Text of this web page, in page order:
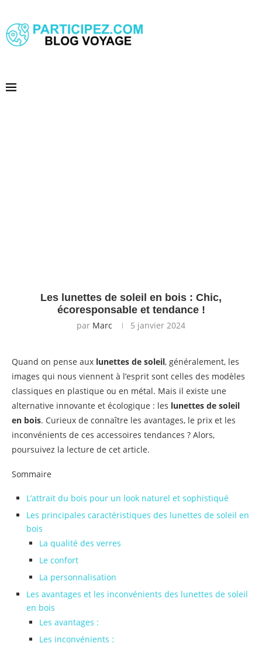
Les lunettes de soleil en bois : Chic,
écoresponsable et tendance !
par Marc 5 janvier 2024
Quand on pense aux lunettes de soleil, généralement, les
images qui nous viennent à l’esprit sont celles des modèles
classiques en plastique ou en métal. Mais il existe une
alternative innovante et écologique : les lunettes de soleil
en bois. Curieux de connaître les avantages, le prix et les
inconvénients de ces accessoires tendances ? Alors,
poursuivez la lecture de cet article.
Sommaire
L’attrait du bois pour un look naturel et sophistiqué
Les principales caractéristiques des lunettes de soleil en
bois
La qualité des verres
Le confort
La personnalisation
Les avantages et les inconvénients des lunettes de soleil
en bois
Les avantages :
Les inconvénients :